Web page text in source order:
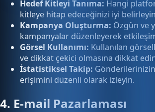
Hedef Kitleyi Tanıma: Hangi
kitleye hitap edeceğinizi iyi
Kampanya Oluşturma: Özgün ve
kampanyalar düzenleyerek
Görsel Kullanımı: Kullanılan
ve dikkat çekici olmasına dikkat
İstatistiksel Takip:
erişimini düzenli olarak izleyin.
4. E-mail Pazarlaması